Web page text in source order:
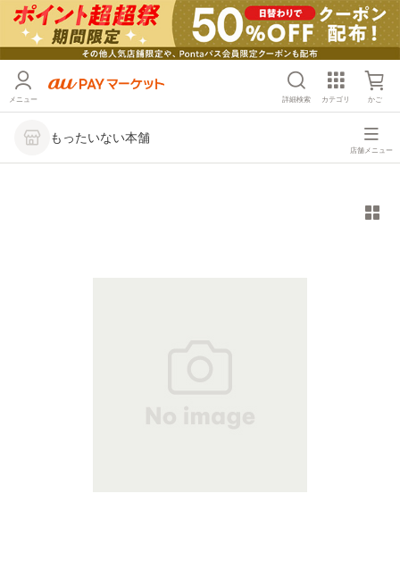
メニュー 詳細検索 カテゴリ かご
もったいない本舗
店舗メニュー